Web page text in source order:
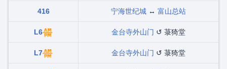
416 宁海世纪城 ↔ 富山总站
L6 金台寺外山门 ↺ 菉猗堂
L7 金台寺外山门 ↺ 菉猗堂